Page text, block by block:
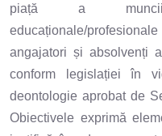
piață a muncii
educaționale/
angajatori și absolvenți
conform legislației în
deontologie aprobat de
Obiectivele exprimă